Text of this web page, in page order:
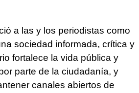
a las y los periodistas como
sociedad informada, crítica y
fortalece la vida pública y
parte de la ciudadanía, y
canales abiertos de